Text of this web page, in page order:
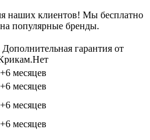
наших клиентов! Мы бесплатно
популярные бренды.
Дополнительная гарантия от
+6 месяцев
+6 месяцев
+6 месяцев
+6 месяцев